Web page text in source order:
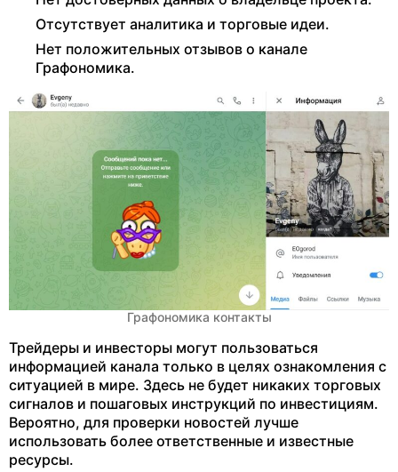
Отсутствует аналитика и торговые идеи.
Нет положительных отзывов о канале
Графономика.
Графономика контакты
Трейдеры и инвесторы могут пользоваться
информацией канала только в целях ознакомления с
ситуацией в мире. Здесь не будет никаких торговых
сигналов и пошаговых инструкций по инвестициям.
Вероятно, для проверки новостей лучше
использовать более ответственные и известные
ресурсы.